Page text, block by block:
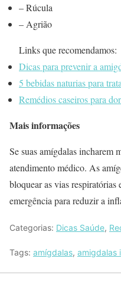
– Rúcula
– Agrião
Links que recomendamos:
Dicas para prevenir a
5 bebidas naturias para
Remédios caseiros para
Mais informações
Se suas amígdalas incharem
atendimento médico. As
bloquear as vias respiratórias
emergência para reduzir a
Categorias: Dicas Saúde,
Tags: amígdalas, amigdalas